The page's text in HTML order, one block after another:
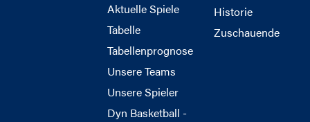
Aktuelle Spiele
Tabelle
Tabellenprognose
Unsere Teams
Unsere Spieler
Dyn Basketball -
Historie
Zuschauende